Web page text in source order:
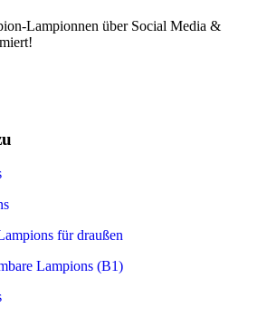
Lampionnen über Social Media &
für draußen
Lampions (B1)